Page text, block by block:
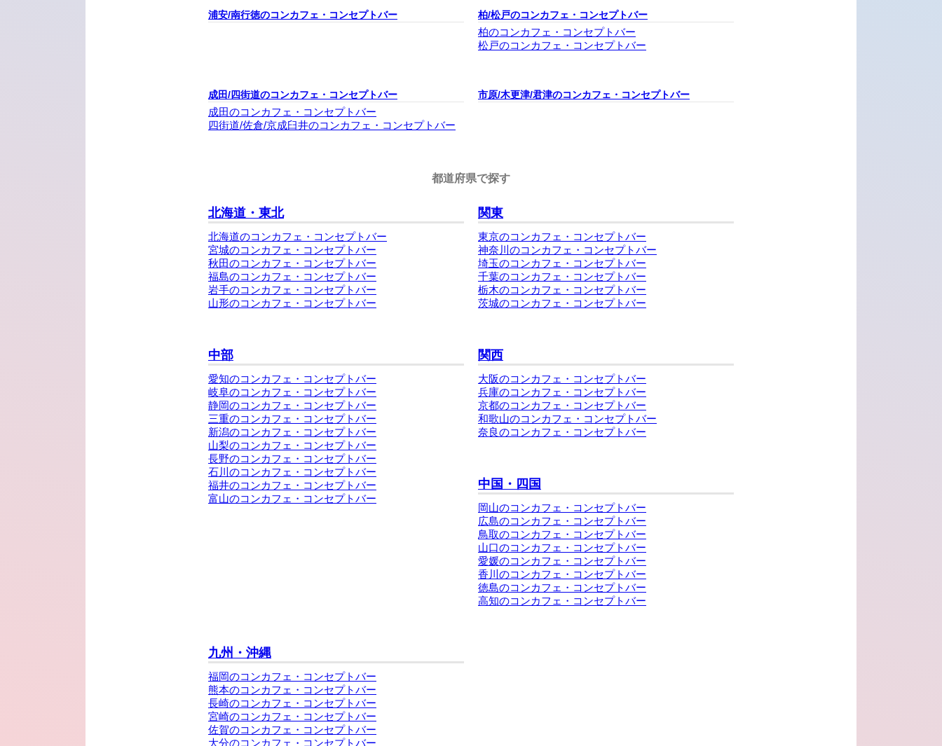
浦安/南行徳のコンカフェ・コンセプトバー 柏/松戸のコンカフェ・コンセプトバー
柏のコンカフェ・コンセプトバー
松戸のコンカフェ・コンセプトバー
成田/四街道のコンカフェ・コンセプトバー
成田のコンカフェ・コンセプトバー
四街道/佐倉/京成臼井のコンカフェ・コンセプトバー
市原/木更津/君津のコンカフェ・コンセプトバー
都道府県で探す
北海道・東北
北海道のコンカフェ・コンセプトバー
宮城のコンカフェ・コンセプトバー
秋田のコンカフェ・コンセプトバー
福島のコンカフェ・コンセプトバー
岩手のコンカフェ・コンセプトバー
山形のコンカフェ・コンセプトバー
関東
東京のコンカフェ・コンセプトバー
神奈川のコンカフェ・コンセプトバー
埼玉のコンカフェ・コンセプトバー
千葉のコンカフェ・コンセプトバー
栃木のコンカフェ・コンセプトバー
茨城のコンカフェ・コンセプトバー
中部
愛知のコンカフェ・コンセプトバー
岐阜のコンカフェ・コンセプトバー
静岡のコンカフェ・コンセプトバー
三重のコンカフェ・コンセプトバー
新潟のコンカフェ・コンセプトバー
山梨のコンカフェ・コンセプトバー
長野のコンカフェ・コンセプトバー
石川のコンカフェ・コンセプトバー
福井のコンカフェ・コンセプトバー
富山のコンカフェ・コンセプトバー
関西
大阪のコンカフェ・コンセプトバー
兵庫のコンカフェ・コンセプトバー
京都のコンカフェ・コンセプトバー
和歌山のコンカフェ・コンセプトバー
奈良のコンカフェ・コンセプトバー
中国・四国
岡山のコンカフェ・コンセプトバー
広島のコンカフェ・コンセプトバー
鳥取のコンカフェ・コンセプトバー
山口のコンカフェ・コンセプトバー
愛媛のコンカフェ・コンセプトバー
香川のコンカフェ・コンセプトバー
徳島のコンカフェ・コンセプトバー
高知のコンカフェ・コンセプトバー
九州・沖縄
福岡のコンカフェ・コンセプトバー
熊本のコンカフェ・コンセプトバー
長崎のコンカフェ・コンセプトバー
宮崎のコンカフェ・コンセプトバー
佐賀のコンカフェ・コンセプトバー
大分のコンカフェ・コンセプトバー